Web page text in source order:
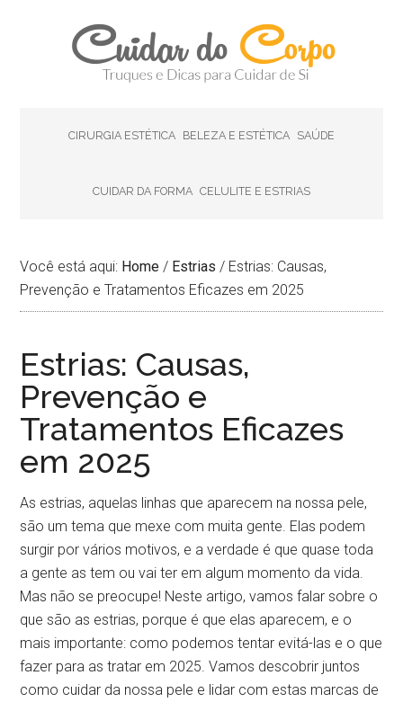
CIRURGIA ESTÉTICA BELEZA E ESTÉTICA SAÚDE
CUIDAR DA FORMA CELULITE E ESTRIAS
Você está aqui: Home / Estrias / Estrias: Causas,
Prevenção e Tratamentos Eficazes em 2025
Estrias: Causas,
Prevenção e
Tratamentos Eficazes
em 2025
As estrias, aquelas linhas que aparecem na nossa pele,
são um tema que mexe com muita gente. Elas podem
surgir por vários motivos, e a verdade é que quase toda
a gente as tem ou vai ter em algum momento da vida.
Mas não se preocupe! Neste artigo, vamos falar sobre o
que são as estrias, porque é que elas aparecem, e o
mais importante: como podemos tentar evitá-las e o que
fazer para as tratar em 2025. Vamos descobrir juntos
como cuidar da nossa pele e lidar com estas marcas de